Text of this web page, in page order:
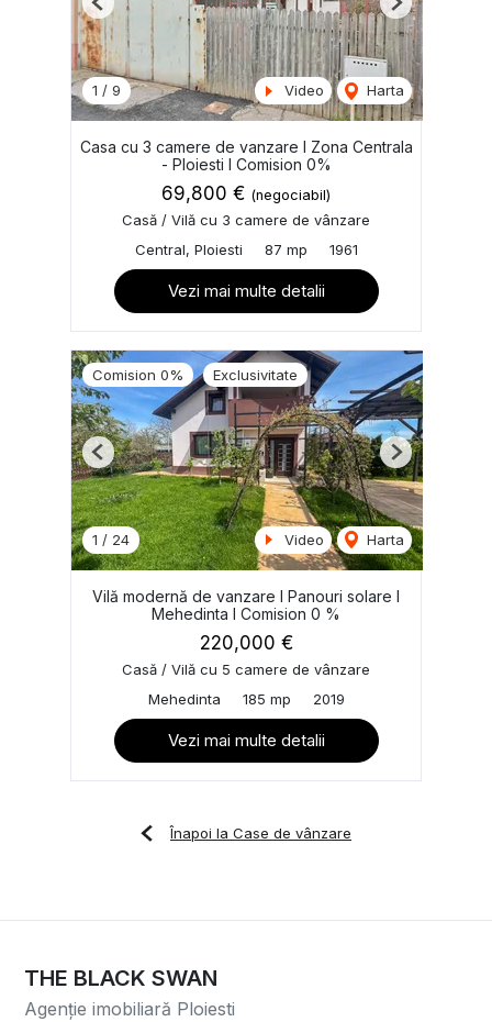
1 / 9 Video Harta
Previous Next
Casa cu 3 camere de vanzare I Zona Centrala
- Ploiesti I Comision 0%
69,800 € (negociabil)
Casă / Vilă cu 3 camere de vânzare
Central, Ploiesti
87 mp 1961
Vezi mai multe detalii
Comision 0% Exclusivitate
1 / 24 Video Harta
Previous Next
Vilă modernă de vanzare I Panouri solare I
Mehedinta I Comision 0 %
220,000 €
Casă / Vilă cu 5 camere de vânzare
Mehedinta
185 mp 2019
Vezi mai multe detalii
Înapoi la Case de vânzare
THE BLACK SWAN
Agenție imobiliară Ploiesti